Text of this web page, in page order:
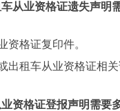
从业资格证遗失声明
资格证复印件。
出租车从业资格证相关
资格证登报声明需要